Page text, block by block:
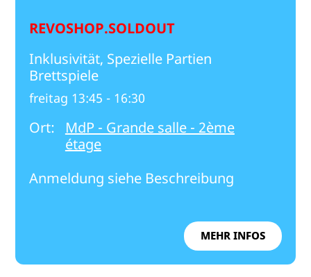
REVOSHOP.SOLDOUT
Inklusivität, Spezielle Partien
Brettspiele
freitag 13:45 - 16:30
Ort:
MdP - Grande salle - 2ème
étage
Anmeldung siehe Beschreibung
MEHR INFOS